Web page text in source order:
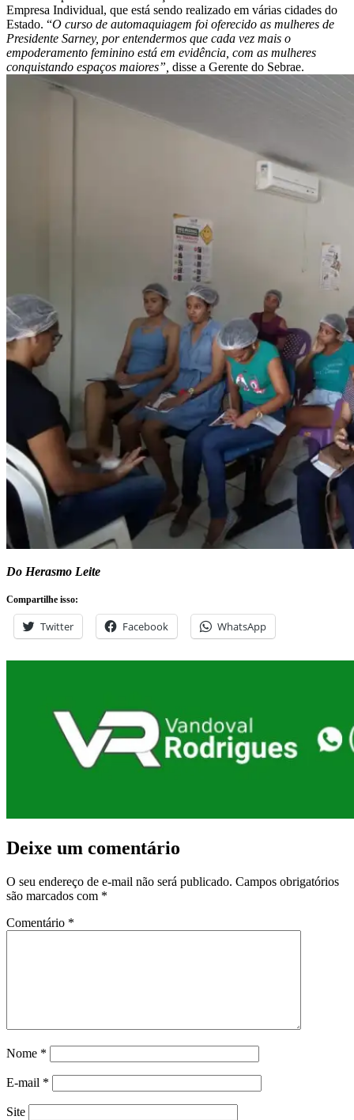
Empresa Individual, que está sendo realizado em várias cidades do
Estado. “O curso de automaquiagem foi oferecido as mulheres de
Presidente Sarney, por entendermos que cada vez mais o
empoderamento feminino está em evidência, com as mulheres
conquistando espaços maiores”, disse a Gerente do Sebrae.
Do Herasmo Leite
Compartilhe isso:
Twitter Facebook WhatsApp
Deixe um comentário
O seu endereço de e-mail não será publicado. Campos obrigatórios
são marcados com *
Comentário *
Nome *
E-mail *
Site